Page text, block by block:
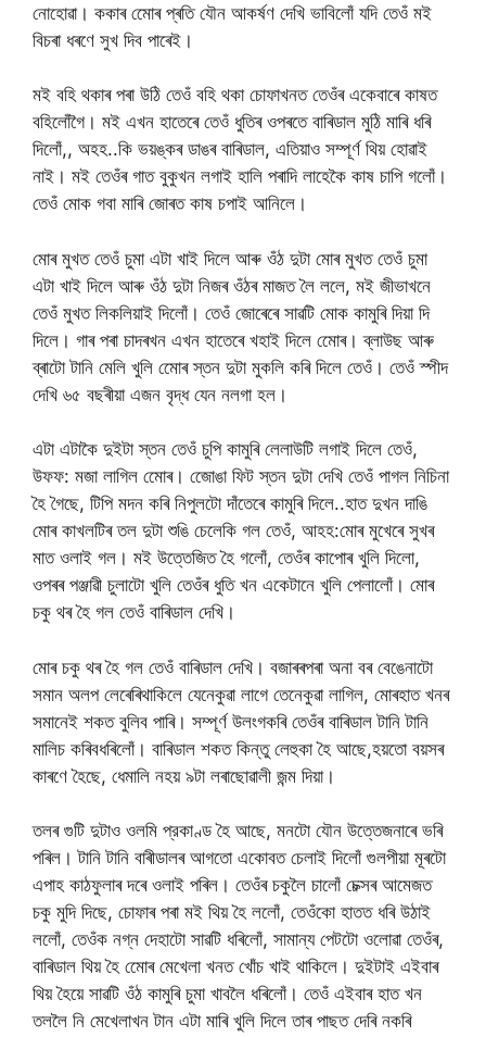
নোহোৱা। ককাৰ মোেৰ প্ৰতি যৌন আকর্ষণ দেখি ভাবিলোঁ যদি তেওঁ মই
বিচৰা ধৰণে সুখ দিব পাৰেই।
মই বহি থকাৰ পৰা উঠি তেওঁ বহি থকা চোফাখনত তেওঁৰ একেবাৰে কাষত
বহিলোঁগৈ। মই এখন হাতেৰে তেওঁ ধুতিৰ ওপৰতে বাৰিডাল মুঠি মাৰি ধৰি
দিলোঁ,, অহহ..কি ভয়ঙ্কৰ ডাঙৰ বাৰিডাল, এতিয়াও সম্পূর্ণ থিয় হোৱাই
নাই। মই তেওঁৰ গাত বুকুখন লগাই হালি পৰাদি লাহেকৈ কাষ চাপি গলোঁ।
তেওঁ মোক গবা মাৰি জোৰত কাষ চপাই আনিলে।
মোৰ মুখত তেওঁ চুমা এটা খাই দিলে আৰু ওঁঠ দুটা মোৰ মুখত তেওঁ চুমা
এটা খাই দিলে আৰু ওঁঠ দুটা নিজৰ ওঁঠৰ মাজত লৈ ললে, মই জীভাখনে
তেওঁ মুখত লিকলিয়াই দিলোঁ। তেওঁ জোৰেৰে সাৱটি মোক কামুৰি দিয়া দি
দিলে। গাৰ পৰা চাদৰখন এখন হাতেৰে খহাই দিলে মোেৰ। ব্লাউছ আৰু
ব্ৰাটো টানি মেলি খুলি মোেৰ স্তন দুটা মুকলি কৰি দিলে তেওঁ। তেওঁ স্পীদ
দেখি ৬৫ বছৰীয়া এজন বৃদ্ধ যেন নলগা হল।
এটা এটাকৈ দুইটা স্তন তেওঁ চুপি কামুৰি লেলাউটি লগাই দিলে তেওঁ,
উফফ: মজা লাগিল মোেৰ। জোেঙা ফিট স্তন দুটা দেখি তেওঁ পাগল নিচিনা
হৈ গৈছে, টিপি মদন কৰি নিপুলটো দাঁতেৰে কামুৰি দিলে..হাত দুখন দাঙি
মোৰ কাখলটিৰ তল দুটা শুঙি চেলেকি গল তেওঁ, আহহ:মোৰ মুখেৰে সুখৰ
মাত ওলাই গল। মই উত্তেজিত হৈ গলোঁ, তেওঁৰ কাপোৰ খুলি দিলো,
ওপৰৰ পঞ্জাৱী চুলাটো খুলি তেওঁৰ ধুতি খন একেটানে খুলি পেলালোঁ। মোৰ
চকু থৰ হৈ গল তেওঁ বাৰিডাল দেখি।
মোৰ চকু থৰ হৈ গল তেওঁ বাৰিডাল দেখি। বজাৰৰপৰা অনা বৰ বেঙেনাটো
সমান অলপ লেৰেৰিথাকিলে যেনেকুৱা লাগে তেনেকুৱা লাগিল, মোৰহাত খনৰ
সমানেই শকত বুলিব পাৰি। সম্পূৰ্ণ উলংগকৰি তেওঁৰ বাৰিডাল টানি টানি
মালিচ কৰিবধৰিলোঁ। বাৰিডাল শকত কিন্তু লেহুকা হৈ আছে,হয়তো বয়সৰ
কাৰণে হৈছে, ধেমালি নহয় ৯টা লৰাছোৱালী জন্ম দিয়া।
তলৰ গুটি দুটাও ওলমি প্রকাণ্ড হৈ আছে, মনটো যৌন উত্তেজনাৰে ভৰি
পৰিল। টানি টানি বাৰীডালৰ আগতো একোবত চেলাই দিলোঁ গুলপীয়া মূৰটো
এপাহ কাঠফুলাৰ দৰে ওলাই পৰিল। তেওঁৰ চকুলৈ চালোঁ চেক্সৰ আমেজত
চকু মুদি দিছে, চোফাৰ পৰা মই থিয় হৈ ললোঁ, তেওঁকো হাতত ধৰি উঠাই
ললোঁ, তেওঁক নগ্ন দেহাটো সাৱটি ধৰিলোঁ, সামান্য পেটটো ওলোৱা তেওঁৰ,
বাৰিডাল থিয় হৈ মোেৰ মেখেলা খনত খোঁচ খাই থাকিলে। দুইটাই এইবাৰ
থিয় হৈয়ে সাৱটি ওঁঠ কামুৰি চুমা খাবলৈ ধৰিলোঁ। তেওঁ এইবাৰ হাত খন
তললৈ নি মেখেলাখন টান এটা মাৰি খুলি দিলে তাৰ পাছত দেৰি নকৰি